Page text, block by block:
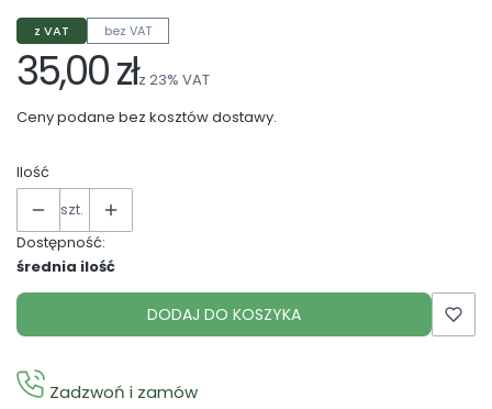
z VAT bez VAT
35,00 złz 23% VAT
Ceny podane bez kosztów dostawy.
Ilość
szt.
Dostępność:
średnia ilość
DODAJ DO KOSZYKA
Zadzwoń i zamów